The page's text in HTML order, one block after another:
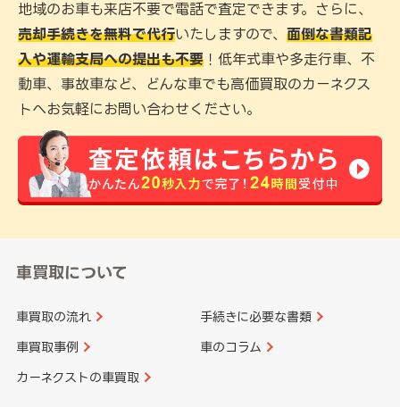
地域のお車も来店不要で電話で査定できます。さらに、
売却手続きを無料で代行いたしますので、 面倒な書類記
入や運輸支局への提出も不要 ！低年式車や多走行車、不
動車、事故車など、どんな車でも高価買取のカーネクス
トへお気軽にお問い合わせください。
車買取について
車買取の流れ 手続きに必要な書類
車買取事例 車のコラム
カーネクストの車買取